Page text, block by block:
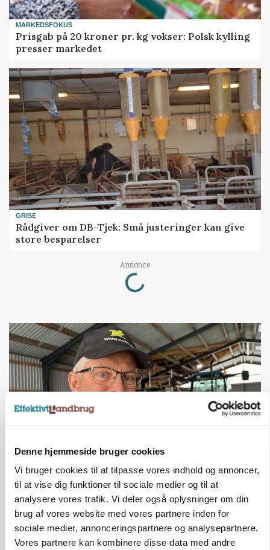
Denne hjemmeside bruger cookies
Vi bruger cookies til at tilpasse vores indhold og annoncer,
til at vise dig funktioner til sociale medier og til at
analysere vores trafik. Vi deler også oplysninger om din
brug af vores website med vores partnere inden for
sociale medier, annonceringspartnere og analysepartnere.
Vores partnere kan kombinere disse data med andre
MARKEDSFOKUS
Prisgab på 20 kroner pr. kg vokser: Polsk kylling
presser markedet
GRISE
Rådgiver om DB-Tjek: Små justeringer kan give
store besparelser
Annonce
Loading...
POLITIK
»Nu stopper I«: Landbrugsdebattør og
protestgruppe vil demonstrere mod ny
gødskningslov
Annonce